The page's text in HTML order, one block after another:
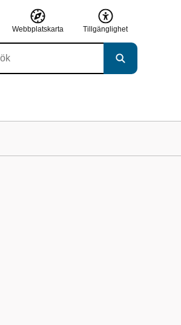
Webbplatskarta Tillgänglighet